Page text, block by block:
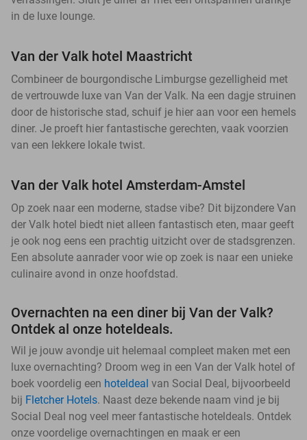
in de luxe lounge.
Van der Valk hotel Maastricht
Combineer de bourgondische Limburgse gezelligheid met
de vertrouwde luxe van Van der Valk. Na een dagje struinen
door de historische stad, schuif je hier aan voor een hemels
diner. Je proeft hier fantastische gerechten, vaak voorzien
van een lekkere lokale twist.
Van der Valk hotel Amsterdam-Amstel
Op zoek naar een moderne, stadse vibe? Dit bijzondere Van
der Valk hotel biedt niet alleen fantastisch eten, maar geeft
je ook nog eens een prachtig uitzicht over de stadsgrenzen.
Een absolute aanrader voor wie op zoek is naar een unieke
culinaire avond in onze hoofdstad.
Overnachten na een diner bij Van der Valk?
Ontdek al onze hoteldeals.
Wil je jouw avondje uit helemaal compleet maken met een
luxe overnachting? Droom weg in een Van der Valk hotel of
boek voordelig een hoteldeal van Social Deal, bijvoorbeeld
bij Fletcher Hotels. Naast deze bekende naam vind je bij
Social Deal nog veel meer fantastische hoteldeals. Ontdek
onze voordelige overnachtingen en maak er een